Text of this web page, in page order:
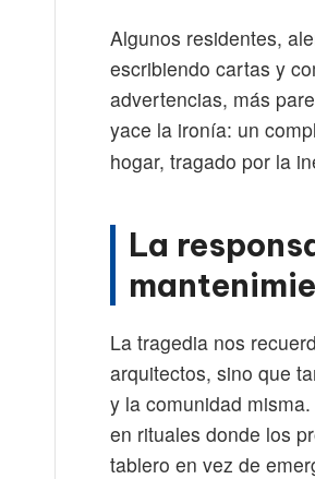
Algunos residentes,
escribiendo cartas y
advertencias, más
yace la ironía: un
hogar, tragado por la
La
La tragedia nos
arquitectos, sino que
y la comunidad
en rituales donde los
tablero en vez de